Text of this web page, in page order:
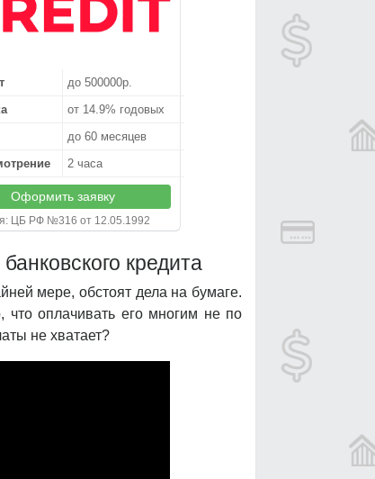
до 500000р.
от 14.9% годовых
до 60 месяцев
2 часа
Оформить заявку
ЦБ РФ №316 от 12.05.1992
кредита
мере, обстоят дела на бумаге.
что оплачивать его многим не по
не хватает?